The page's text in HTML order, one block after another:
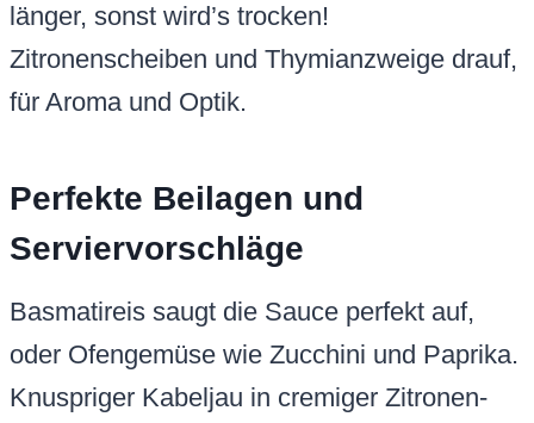
länger, sonst wird’s trocken!
Zitronenscheiben und Thymianzweige drauf,
für Aroma und Optik.
Perfekte Beilagen und
Serviervorschläge
Basmatireis saugt die Sauce perfekt auf,
oder Ofengemüse wie Zucchini und Paprika.
Knuspriger Kabeljau in cremiger Zitronen-